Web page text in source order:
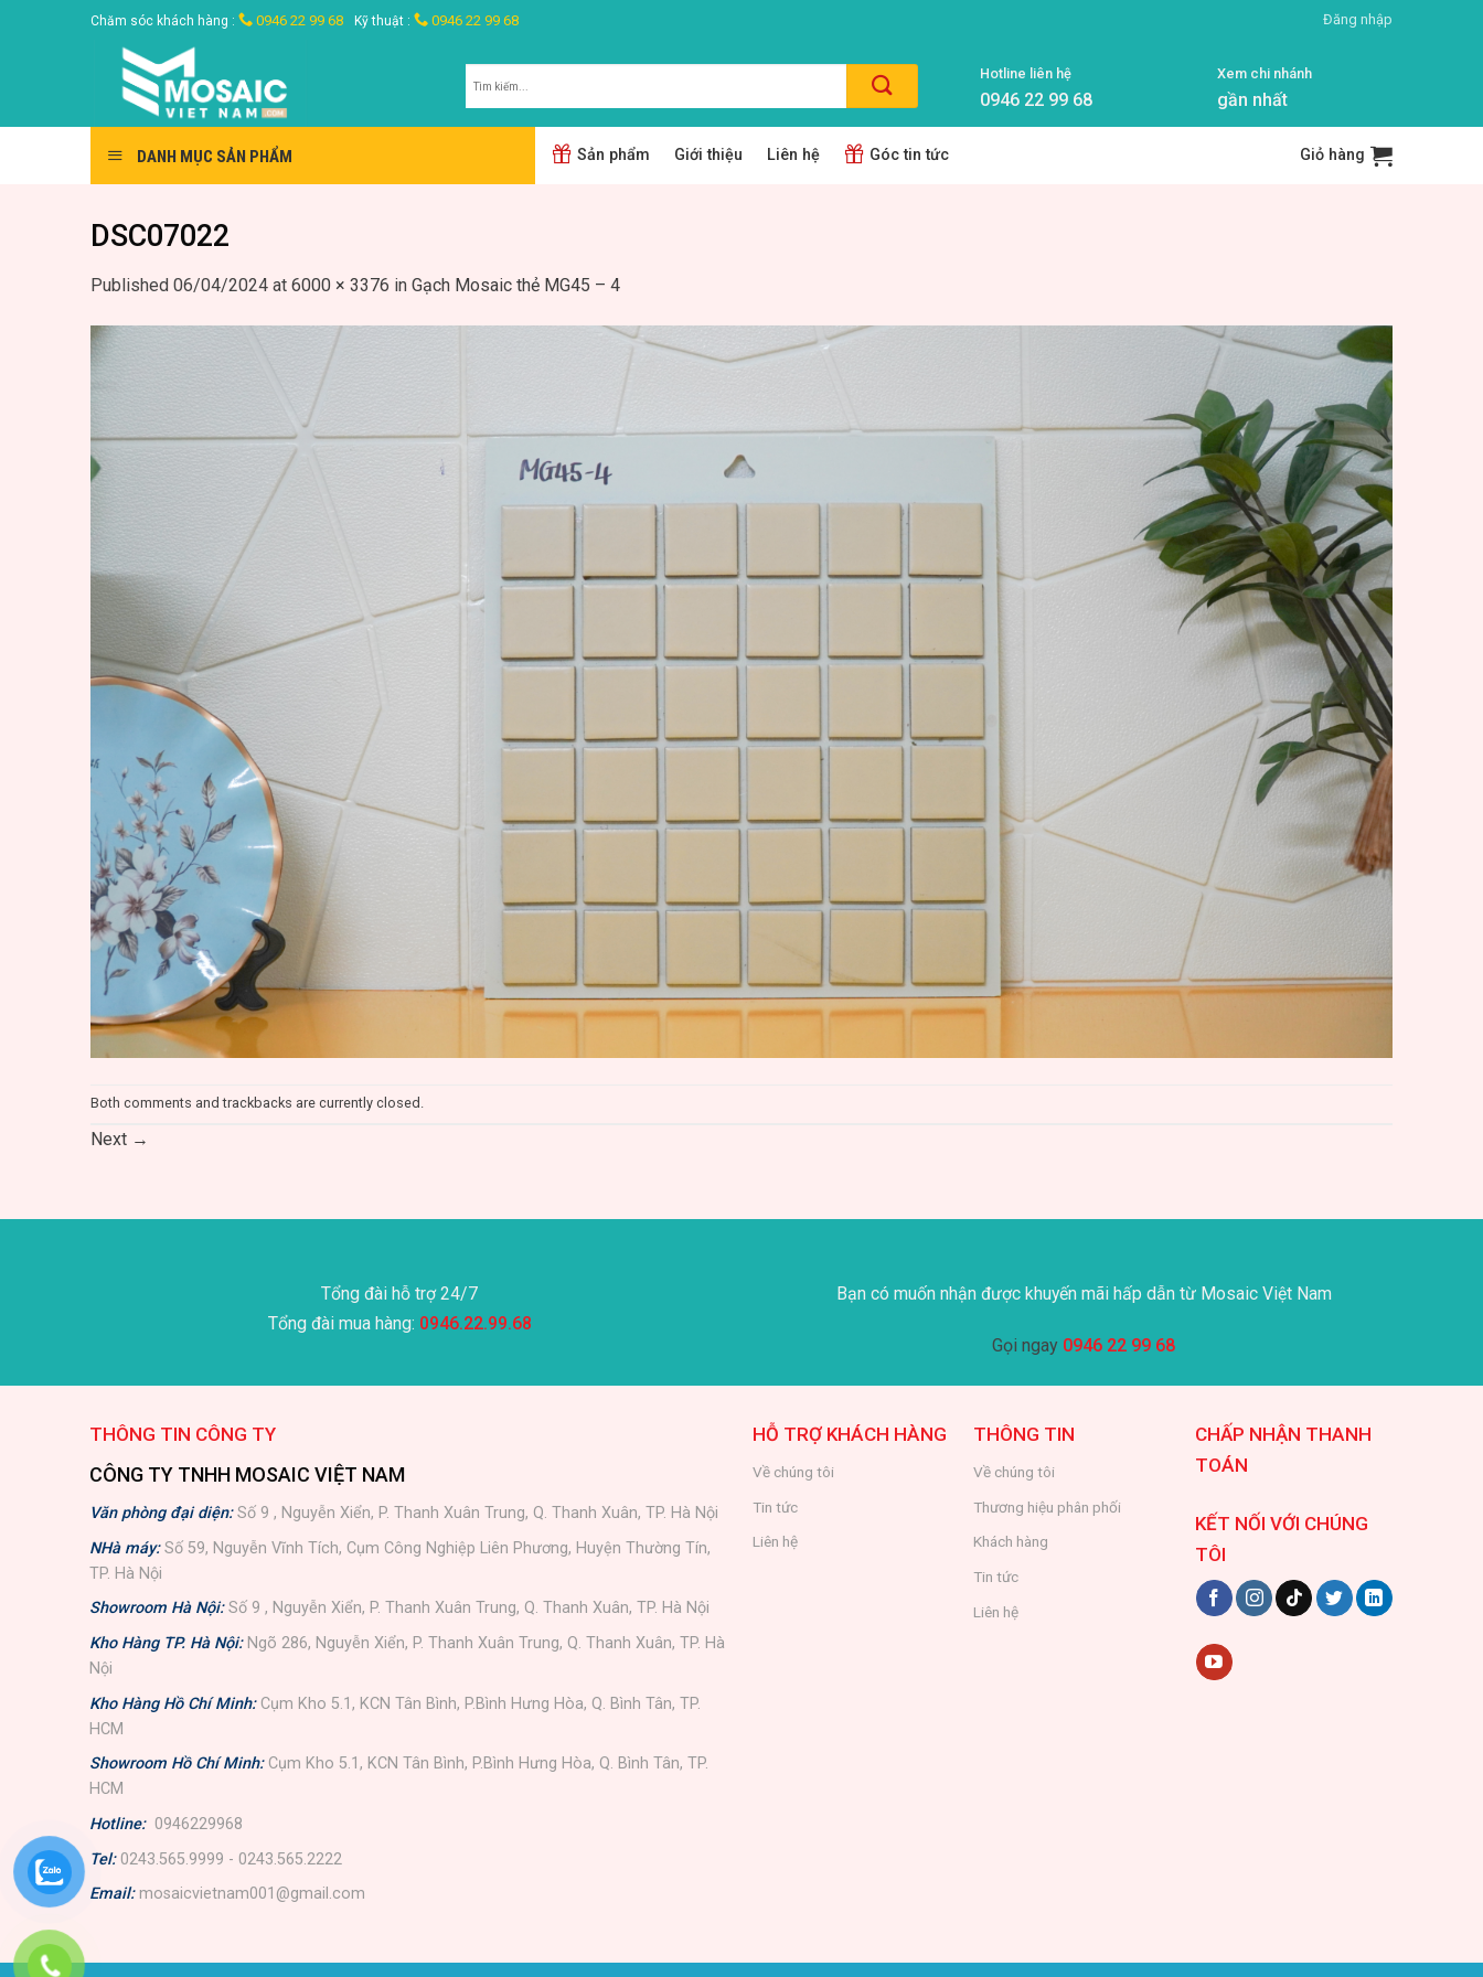
Chăm sóc khách hàng : 0946 22 99 68 Kỹ thuật : 0946 22 99 68 Đăng nhập
Hotline liên hệ
0946 22 99 68
Xem chi nhánh
gần nhất
DANH MỤC SẢN PHẨM Sản phẩm Giới thiệu Liên hệ Góc tin tức Giỏ hàng
DSC07022
Published 06/04/2024 at 6000 × 3376 in Gạch Mosaic thẻ MG45 – 4
Both comments and trackbacks are currently closed.
Next →
Tổng đài hỗ trợ 24/7
Tổng đài mua hàng: 0946.22.99.68
Bạn có muốn nhận được khuyến mãi hấp dẫn từ Mosaic Việt Nam
Gọi ngay 0946 22 99 68
THÔNG TIN CÔNG TY
CÔNG TY TNHH MOSAIC VIỆT NAM
Văn phòng đại diện:Số 9 , Nguyễn Xiển, P. Thanh Xuân Trung, Q. Thanh Xuân, TP. Hà Nội
NHà máy: Số 59, Nguyễn Vĩnh Tích, Cụm Công Nghiệp Liên Phương, Huyện Thường Tín,
TP. Hà Nội
Showroom Hà Nội: Số 9 , Nguyễn Xiển, P. Thanh Xuân Trung, Q. Thanh Xuân, TP. Hà Nội
Kho Hàng TP. Hà Nội: Ngõ 286, Nguyễn Xiển, P. Thanh Xuân Trung, Q. Thanh Xuân, TP. Hà
Nội
Kho Hàng Hồ Chí Minh: Cụm Kho 5.1, KCN Tân Bình, P.Bình Hưng Hòa, Q. Bình Tân, TP.
HCM
Showroom Hồ Chí Minh: Cụm Kho 5.1, KCN Tân Bình, P.Bình Hưng Hòa, Q. Bình Tân, TP.
HCM
Hotline: 0946229968
Tel: 0243.565.9999 - 0243.565.2222
Email: mosaicvietnam001@gmail.com
HỖ TRỢ KHÁCH HÀNG
Về chúng tôi
Tin tức
Liên hệ
THÔNG TIN
Về chúng tôi
Thương hiệu phân phối
Khách hàng
Tin tức
Liên hệ
CHẤP NHẬN THANH
TOÁN
KẾT NỐI VỚI CHÚNG
TÔI